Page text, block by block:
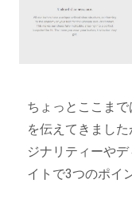
ちょっとここま
を伝えてきました
ジナリティーや
イトで3つのポイ